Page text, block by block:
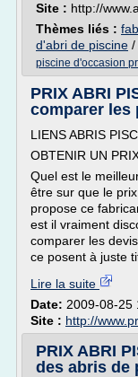
Site : http://
Thèmes liés :
d'abri de piscine /
piscine d'occasion
PRIX ABRI
comparer les
LIENS ABRIS
OBTENIR UN
Quel est le
être sur que le
propose ce
est il vraiment
comparer les
ce posent à juste
Lire la suite
Date: 2009-08-25
Site : http://
PRIX ABRI
des abris de